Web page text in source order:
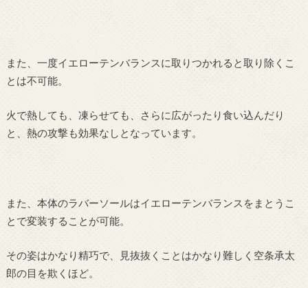
また、一度イエローテンバランスに取りつかれると取り除くこ
とは不可能。
火で熱しても、凍らせても、さらに広がったり食い込んだり
と、熱の攻撃も効果なしとなっています。
また、本体のラバーソールはイエローテンバランスをまとうこ
とで変装することが可能。
その姿はかなり精巧で、見抜抜くことはかなり難しく空条承太
郎の目を欺くほど。